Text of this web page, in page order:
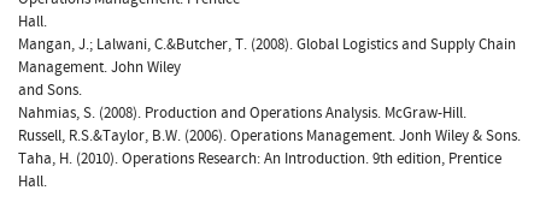
Hall.
Mangan, J.; Lalwani, C.&Butcher, T. (2008). Global Logistics and Supply Chain
Management. John Wiley
and Sons.
Nahmias, S. (2008). Production and Operations Analysis. McGraw-Hill.
Russell, R.S.&Taylor, B.W. (2006). Operations Management. Jonh Wiley & Sons.
Taha, H. (2010). Operations Research: An Introduction. 9th edition, Prentice
Hall.